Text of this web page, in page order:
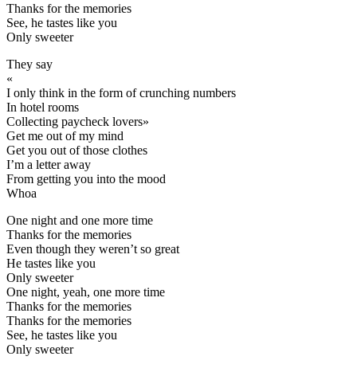
Thanks for the memories
See, he tastes like you
Only sweeter
They say
«
I only think in the form of crunching numbers
In hotel rooms
Collecting paycheck lovers»
Get me out of my mind
Get you out of those clothes
I’m a letter away
From getting you into the mood
Whoa
One night and one more time
Thanks for the memories
Even though they weren’t so great
He tastes like you
Only sweeter
One night, yeah, one more time
Thanks for the memories
Thanks for the memories
See, he tastes like you
Only sweeter